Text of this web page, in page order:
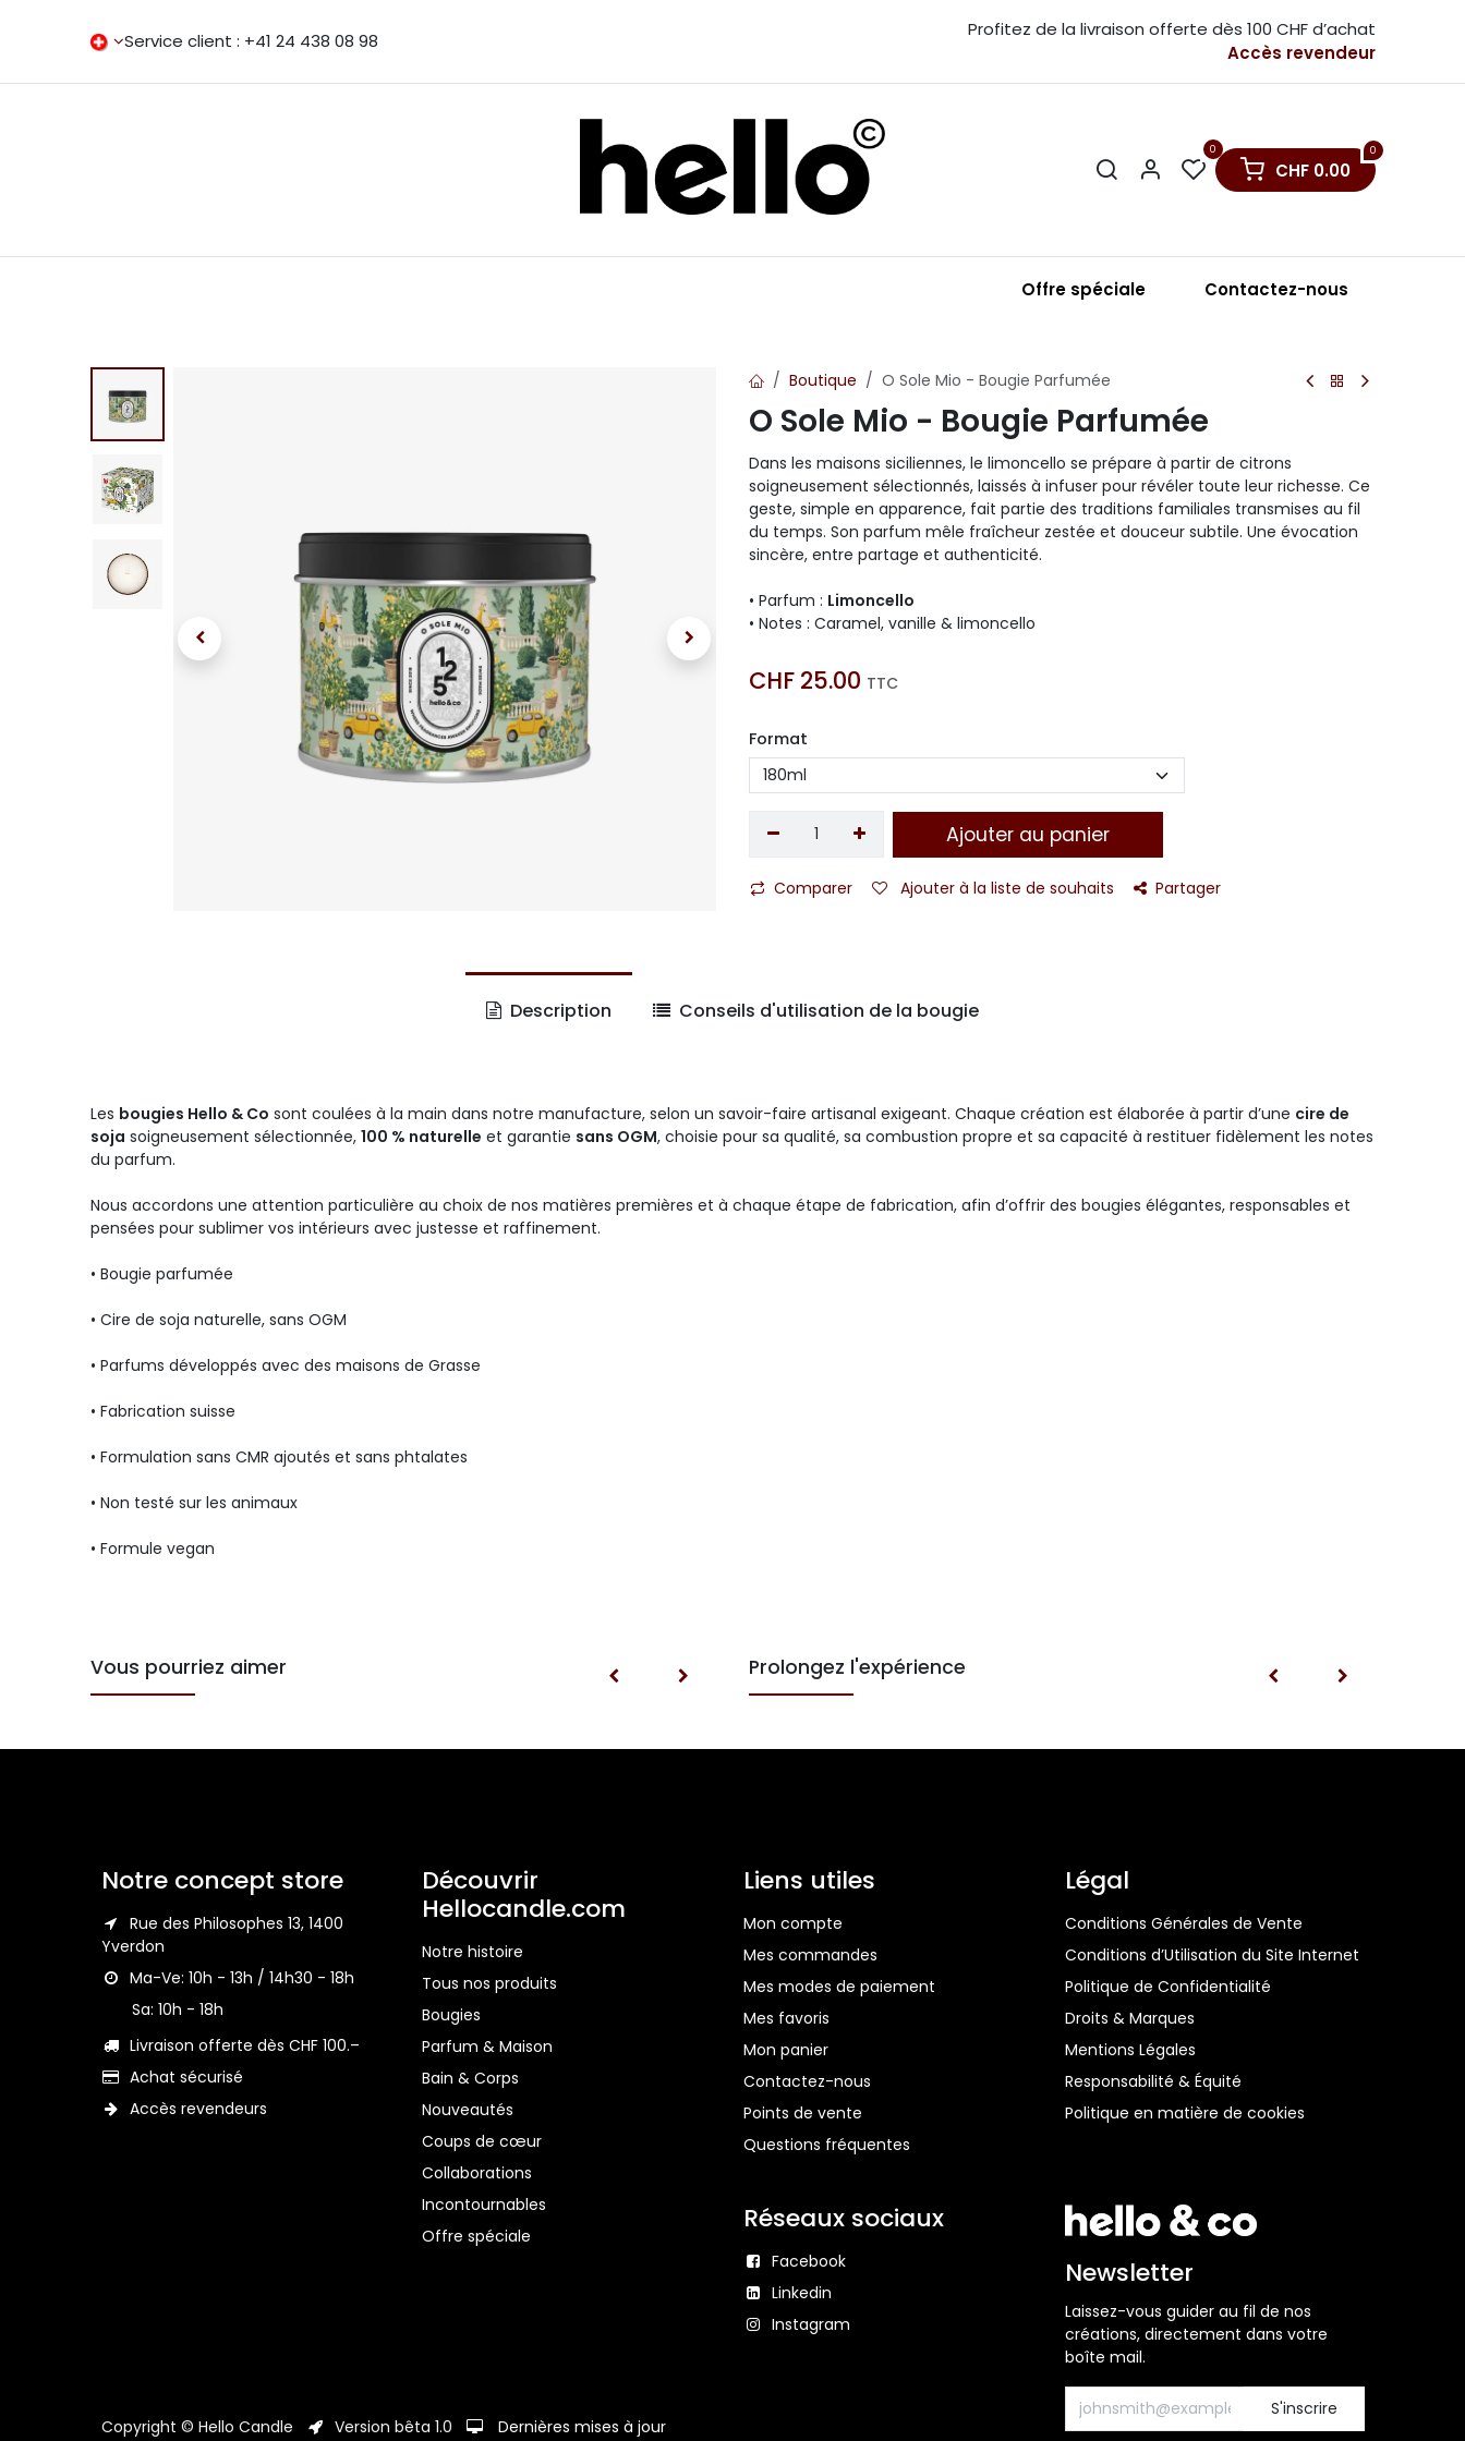
Service client : +41 24 438 08 98⁣⁣
Profitez de la livraison offerte dès 100 CHF d’achat
Accès revendeur
0 0
CHF 0.00
Personnalisation Points de vente
Offre spéciale Contactez-nou​s
Boutique O Sole Mio - Bougie Parfumée
O Sole Mio - Bougie Parfumée
Dans les maisons siciliennes, le limoncello se prépare à partir de citrons
soigneusement sélectionnés, laissés à infuser pour révéler toute leur richesse. Ce
geste, simple en apparence, fait partie des traditions familiales transmises au fil
du temps. Son parfum mêle fraîcheur zestée et douceur subtile. Une évocation
sincère, entre partage et authenticité.
• Parfum : Limoncello
• Notes : Caramel, vanille & limoncello
CHF 25.00 TTC
Format
Ajouter au panier
Comparer Ajouter à la liste de souhaits Partager
Description Conseils d'utilisation de la bougie
Les bougies Hello & Co sont coulées à la main dans notre manufacture, selon un savoir-faire artisanal exigeant. Chaque création est élaborée à partir d’une cire de
soja soigneusement sélectionnée, 100 % naturelle et garantie sans OGM, choisie pour sa qualité, sa combustion propre et sa capacité à restituer fidèlement les notes
du parfum.
Nous accordons une attention particulière au choix de nos matières premières et à chaque étape de fabrication, afin d’offrir des bougies élégantes, responsables et
pensées pour sublimer vos intérieurs avec justesse et raffinement.
• Bougie parfumée
• Cire de soja naturelle, sans OGM
• Parfums développés avec des maisons de Grasse
• Fabrication suisse
• Formulation sans CMR ajoutés et sans phtalates
• Non testé sur les animaux
• Formule vegan
Vous pourriez aimer Prolongez l'expérience
Liens utiles
Mon compte
Mes commandes
Mes modes de paiement
Mes favoris
Mon panier
Contactez-nous
Points de vente
Questions fréquentes
Légal
Conditions Générales de Vente
Conditions d’Utilisation du Site Internet
Politique de Confidentialité
Droits & Marques
Mentions Légales
Responsabilité & Équité
Politique en matière de cookies
Découvrir
Hellocandle.com
Notre histoire
Tous nos produits
Bougies
Parfum & Maison
Bain & Corps
Nouveautés
Coups de cœur
Collaborations
Incontournables
Offre spéciale
Réseaux sociaux
Facebook
Linkedin
Instagram
Notre concept store
Rue des Philosophes 13, 1400
Yverdon
Ma-Ve: 10h - 13h / 14h30 - 18h⁣⁣
Sa: 10h - 18h⁣⁣
Livraison offerte dès CHF 100.–
Achat sécurisé
Accès revendeurs
Newsletter
Laissez-vous guider au fil de nos
créations, directement dans votre
boîte mail.
S'inscrire
Copyright © Hello Candle
Version bêta 1.0 Dernières mises à jour